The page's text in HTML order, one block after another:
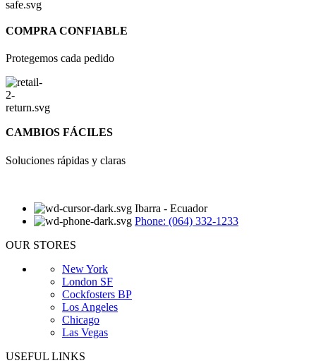
COMPRA CONFIABLE
Protegemos cada pedido
CAMBIOS FÁCILES
Soluciones rápidas y claras
Ibarra - Ecuador
Phone: (064) 332-1233
OUR STORES
New York
London SF
Cockfosters BP
Los Angeles
Chicago
Las Vegas
USEFUL LINKS